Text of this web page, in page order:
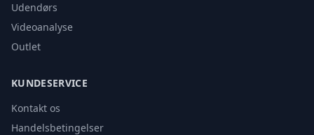
Udendørs
Videoanalyse
Outlet
KUNDESERVICE
Kontakt os
Handelsbetingelser